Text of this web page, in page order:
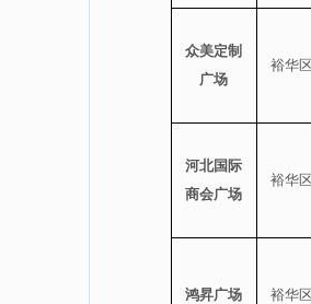
众美定制
广场
裕华
河北国际
商会广场
裕华
鸿昇广场 裕华